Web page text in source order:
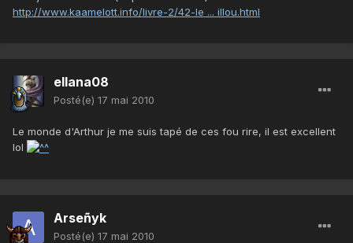
http://www.kaamelott.info/livre-2/42-le ... illou.html
ellana08
Posté(e) 17 mai 2010
Le monde d'Arthur je me suis tapé de ces fou rire, il est excellent
lol
Arseñyk
Posté(e) 17 mai 2010